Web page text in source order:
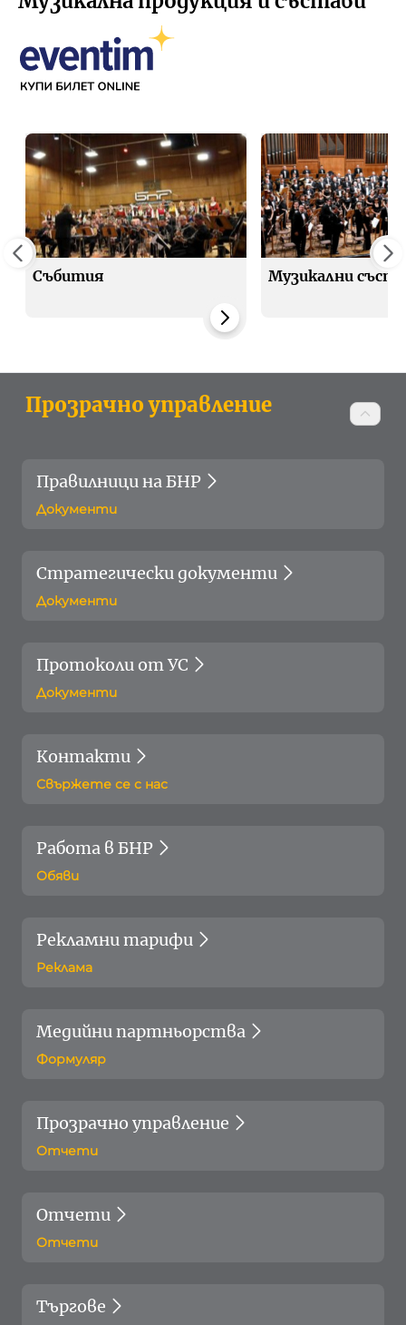
Събития Музикални
Прозрачно управление
Правилници на БНР
Документи
Стратегически документи
Документи
Протоколи от УС
Документи
Контакти
Свържете се с нас
Работа в БНР
Обяви
Рекламни тарифи
Реклама
Медийни партньорства
Формуляр
Прозрачно управление
Отчети
Отчети
Отчети
Търгове